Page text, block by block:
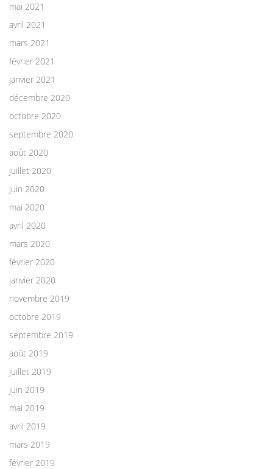
mai 2021
avril 2021
mars 2021
février 2021
janvier 2021
décembre 2020
octobre 2020
septembre 2020
août 2020
juillet 2020
juin 2020
mai 2020
avril 2020
mars 2020
février 2020
janvier 2020
novembre 2019
octobre 2019
septembre 2019
août 2019
juillet 2019
juin 2019
mai 2019
avril 2019
mars 2019
février 2019